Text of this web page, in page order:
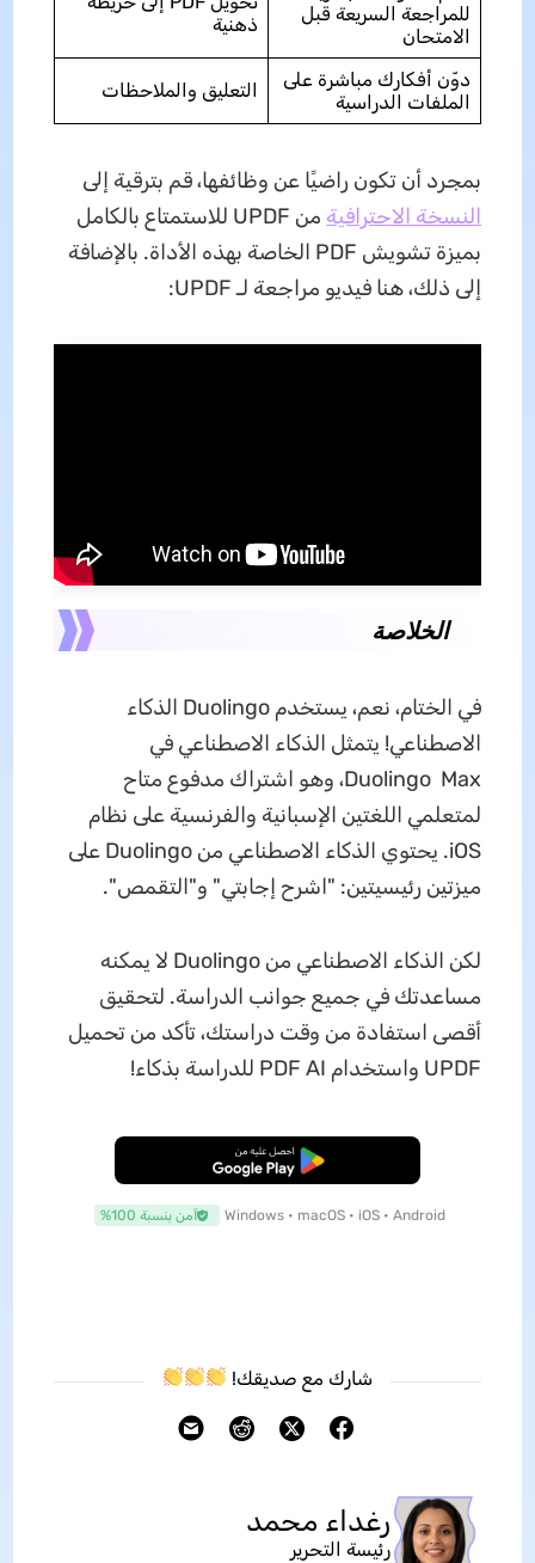
للمراجعة السريعة قبل
الامتحان
ذهنية
دوّن أفكارك مباشرة على
الملفات الدراسية
التعليق والملاحظات
بمجرد أن تكون راضيًا عن وظائفها، قم بترقية إلى
النسخة الاحترافية
من UPDF للاستمتاع بالكامل
بميزة تشويش PDF الخاصة بهذه الأداة. بالإضافة
إلى ذلك، هنا فيديو مراجعة لـ UPDF:
الخلاصة
في الختام، نعم، يستخدم Duolingo الذكاء
الاصطناعي! يتمثل الذكاء الاصطناعي في
Duolingo Max، وهو اشتراك مدفوع متاح
لمتعلمي اللغتين الإسبانية والفرنسية على نظام
iOS. يحتوي الذكاء الاصطناعي من Duolingo على
ميزتين رئيسيتين: "اشرح إجابتي" و"التقمص".
لكن الذكاء الاصطناعي من Duolingo لا يمكنه
مساعدتك في جميع جوانب الدراسة. لتحقيق
أقصى استفادة من وقت دراستك، تأكد من تحميل
UPDF واستخدام PDF AI للدراسة بذكاء!
تنزيل مجاني
Windows • macOS • iOS • Android آمن بنسبة 100%
شارك مع صديقك!
رغداء محمد
رئيسة التحرير